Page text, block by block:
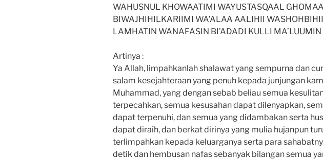
WAHUSNUL KHOWAATIMI WAYUSTASQAAL
BIWAJHIHILKARIIMI WA’ALAA AALIHII
LAMHATIN WANAFASIN BI’ADADI KULLI
Artinya :
Ya Allah, limpahkanlah shalawat yang sempurna dan
salam kesejahteraan yang penuh kepada junjungan
Muhammad, yang dengan sebab beliau semua
terpecahkan, semua kesusahan dapat dilenyapkan,
dapat terpenuhi, dan semua yang didambakan serta
dapat diraih, dan berkat dirinya yang mulia hujanpun
terlimpahkan kepada keluarganya serta para
detik dan hembusan nafas sebanyak bilangan semua